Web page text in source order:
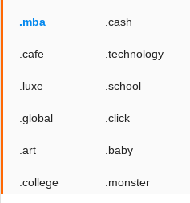
.mba .cash
.cafe .technology
.luxe .school
.global .click
.art .baby
.college .monster